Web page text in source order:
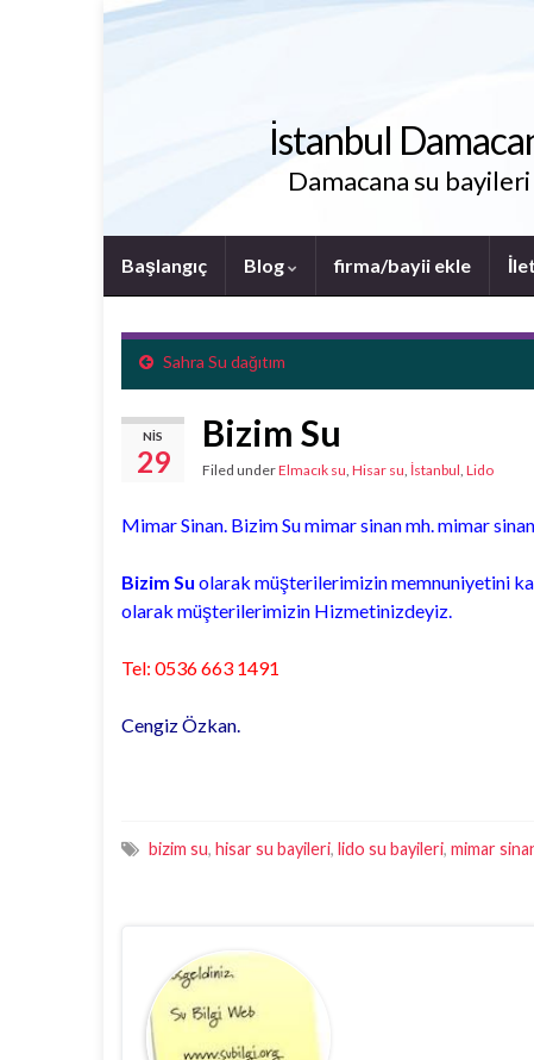
İstanbul
Damacana su
Başlangıç Blog firma/bayii ekle
Sahra Su dağıtım
NIS
29
Bizim Su
Filed underElmacık su, Hisar su, İstanbul, Lido
Mimar Sinan. Bizim Su mimar sinan mh. mimar
Bizim Su olarak müşterilerimizin memnuniyetini
olarak müşterilerimizin Hizmetinizdeyiz.
Tel: 0536 663 1491
Cengiz Özkan.
bizim su, hisar su bayileri, lido su bayileri, mimar